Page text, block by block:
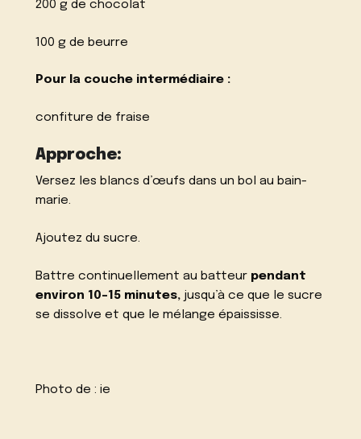
200 g de chocolat
100 g de beurre
Pour la couche intermédiaire :
confiture de fraise
Approche:
Versez les blancs d’œufs dans un bol au bain-
marie.
Ajoutez du sucre.
Battre continuellement au batteur pendant
environ 10-15 minutes, jusqu’à ce que le sucre
se dissolve et que le mélange épaississe.
Photo de :ie